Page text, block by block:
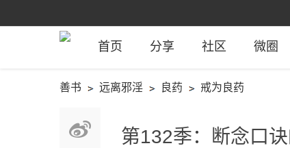
首页 分享 社区 微圈
善书 远离邪淫 良药 戒为良药
第132季：断念口